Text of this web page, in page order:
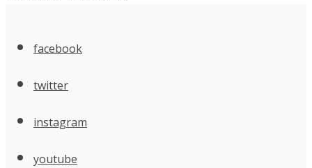
facebook
twitter
instagram
youtube